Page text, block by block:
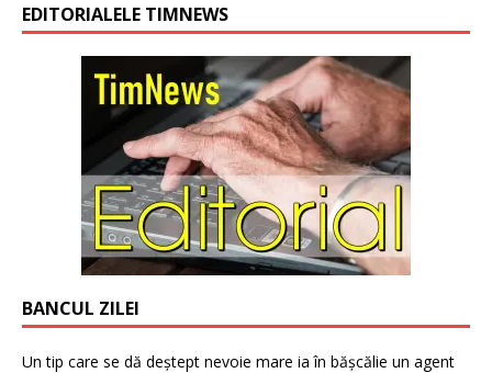
EDITORIALELE TIMNEWS
BANCUL ZILEI
Un tip care se dă deștept nevoie mare ia în bășcălie un agent